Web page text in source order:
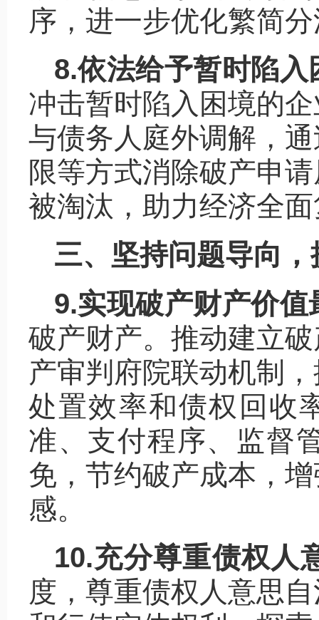
序，进一步优化繁简
8.依法给予暂时陷
冲击暂时陷入困境的
与债务人庭外调解，
限等方式消除破产申
被淘汰，助力经济全
三、坚持问题导向
9.实现破产财产价值
破产财产。推动建立
产审判府院联动机制
处置效率和债权回收
准、支付程序、监督
免，节约破产成本，
感。
10.充分尊重债权人
度，尊重债权人意思